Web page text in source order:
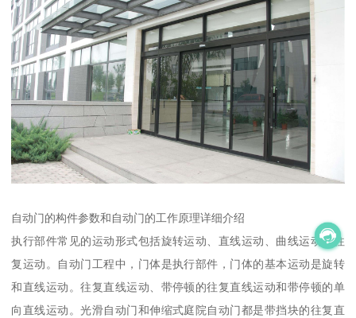
自动门的构件参数和自动门的工作原理详细介绍
执行部件常见的运动形式包括旋转运动、直线运动、曲线运动和往
复运动。自动门工程中，门体是执行部件，门体的基本运动是旋转
和直线运动。往复直线运动、带停顿的往复直线运动和带停顿的单
向直线运动。光滑自动门和伸缩式庭院自动门都是带挡块的往复直